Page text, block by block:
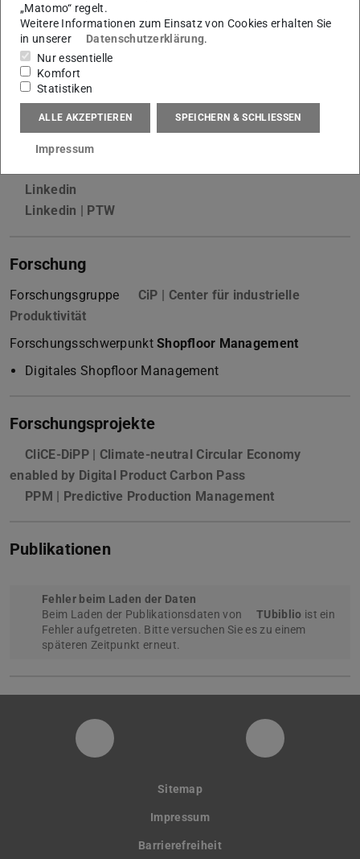
Otto-Berndt-Straße 2
64287Darmstadt
Links
Schlanke Produktion | Prozesslernfabrik CiP
Network
Linkedin
Linkedin | PTW
Forschung
Forschungsgruppe
CiP | Center für industrielle
Produktivität
ForschungsschwerpunktShopfloor Management
Digitales Shopfloor Management
Forschungsprojekte
CliCE-DiPP | Climate-neutral Circular Economy
enabled by Digital Product Carbon Pass
PPM | Predictive Production Management
Publikationen
Fehler beim Laden der Daten
Beim Laden der Publikationsdaten von
TUbiblio ist ein
Fehler aufgetreten. Bitte versuchen Sie es zu einem
späteren Zeitpunkt erneut.
PTW YouTube Kanal PTW
Sitemap
Impressum
Barrierefreiheit
„Matomo“ regelt.
Weitere Informationen zum Einsatz von Cookies erhalten Sie
in unserer
Datenschutzerklärung.
Nur essentielle
Komfort
Statistiken
ALLE AKZEPTIEREN SPEICHERN & SCHLIESSEN
Impressum